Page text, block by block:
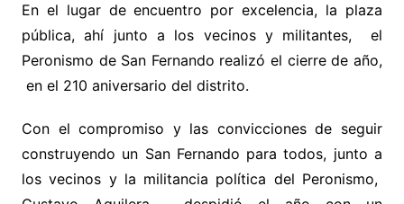
En el lugar de encuentro por excelencia, la plaza
pública, ahí junto a los vecinos y militantes, el
Peronismo de San Fernando realizó el cierre de año,
en el 210 aniversario del distrito.
Con el compromiso y las convicciones de seguir
construyendo un San Fernando para todos, junto a
los vecinos y la militancia política del Peronismo,